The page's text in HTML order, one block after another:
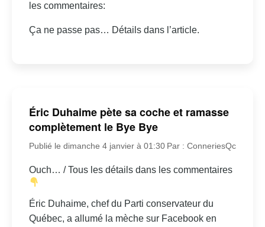
les commentaires:
Ça ne passe pas… Détails dans l’article.
Éric Duhaime pète sa coche et ramasse
complètement le Bye Bye
Publié le dimanche 4 janvier à 01:30 Par : ConneriesQc
Ouch… / Tous les détails dans les commentaires
Éric Duhaime, chef du Parti conservateur du
Québec, a allumé la mèche sur Facebook en